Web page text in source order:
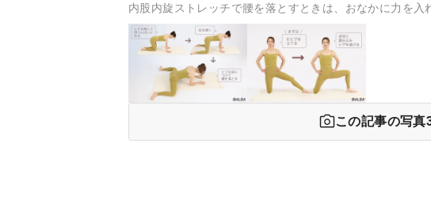
内股内旋ストレッチで腰を落とすときは、おなかに力を入
この記事の写真